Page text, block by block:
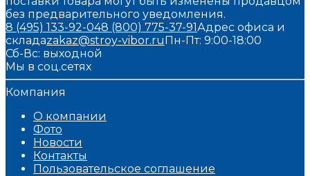
без предварительного уведомления.
8 (495) 133-92-048 (800) 775-37-91Адрес офиса и
складаzakaz@stroy-vibor.ruПн-Пт: 9:00-18:00
Сб-Вс: выходной
Мы в соц.сетях
Компания
О компании
Фото
Новости
Контакты
Пользовательское соглашение